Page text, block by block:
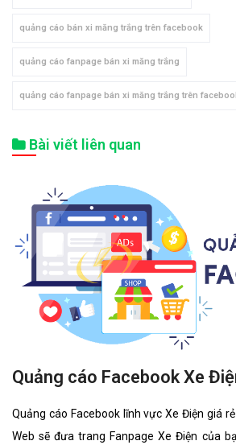
quảng cáo bán xi măng trắng trên facebook
quảng cáo fanpage bán xi măng trắng
quảng cáo fanpage bán xi măng trắng trên
Bài viết liên quan
Quảng cáo Facebook Xe
Quảng cáo Facebook lĩnh vực Xe Điện giá
Web sẽ đưa trang Fanpage Xe Điện của